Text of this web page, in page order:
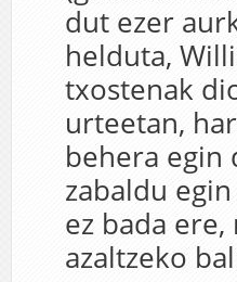
dut ezer
helduta,
txostenak
urteetan,
behera egin
zabaldu
ez bada
azaltzeko